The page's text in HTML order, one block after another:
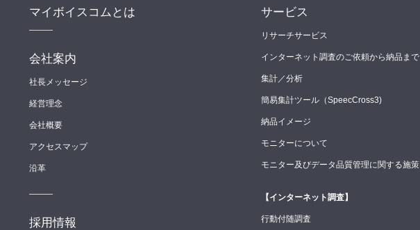
マイボイスコムとは
会社案内
社長メッセージ
経営理念
会社概要
アクセスマップ
沿革
採用情報
サービス
リサーチサービス
インターネット調査のご依頼から納品まで
集計／分析
簡易集計ツール（SpeecCross3)
納品イメージ
モニターについて
モニター及びデータ品質管理に関する施策
【インターネット調査】
行動付随調査